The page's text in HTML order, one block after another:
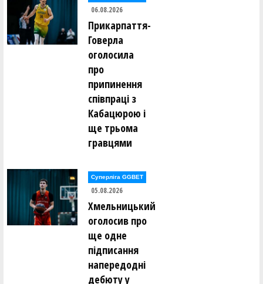
Максим Бутович (НЕСКОРЕНІ ПЕРЕЯСЛАВЦІ
Переяславський ліцей (Київщина))
(Дніпропетровщина))
Владислав Варода (Чортківський ліцей 1
(Тернопільщина))
Чернівецький ліцей 13)
Кирило Васильєв (ДНІПРОВСЬКИЙ ЛІЦЕЙ № 15
(Дніпропетровщина))
Володимир Вахновський (Черкаська спеціалізована
школа 17)
Максим Вашків (ШАХТАР Шептицька гімназія 12
06.08.2026
Прикарпаття-
Говерла
оголосила
про
припинення
співпраці з
Кабацюрою і
ще трьома
гравцями
Суперліга GGBET
05.08.2026
Хмельницький
оголосив про
ще одне
підписання
напередодні
дебюту у